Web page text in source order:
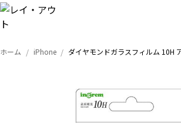
ホーム iPhone ダイヤモンドガラスフィルム 10H